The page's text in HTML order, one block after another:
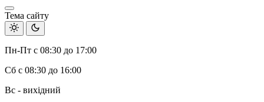
Тема сайту
Пн-Пт с 08:30 до 17:00
Сб с 08:30 до 16:00
Вс - вихідний